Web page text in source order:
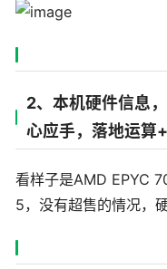
2、本机硬件信息
心应手，落地运算
看样子是AMD EPYC
5，没有超售的情况，